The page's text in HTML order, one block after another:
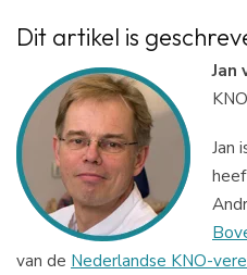
Dit artikel is
Jan
Jan
van de Nederlandse KNO-